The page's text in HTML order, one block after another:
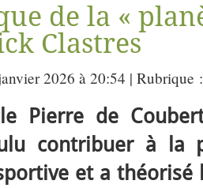
de la «
Clastres
2026 à 20:54 | Rubrique
Pierre de
contribuer à la
et a théorisé